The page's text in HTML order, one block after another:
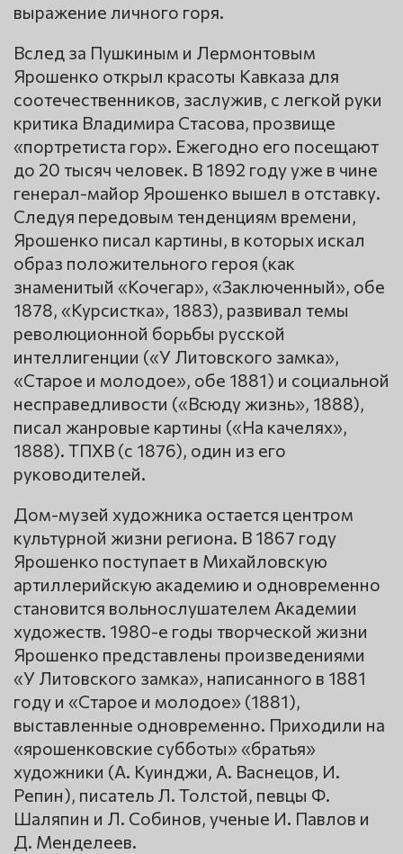
выражение личного горя.
Вслед за Пушкиным и Лермонтовым
Ярошенко открыл красоты Кавказа для
соотечественников, заслужив, с легкой руки
критика Владимира Стасова, прозвище
«портретиста гор». Ежегодно его посещают
до 20 тысяч человек. В 1892 году уже в чине
генерал-майор Ярошенко вышел в отставку.
Следуя передовым тенденциям времени,
Ярошенко писал картины, в которых искал
образ положительного героя (как
знаменитый «Кочегар», «Заключенный», обе
1878, «Курсистка», 1883), развивал темы
революционной борьбы русской
интеллигенции («У Литовского замка»,
«Старое и молодое», обе 1881) и социальной
несправедливости («Всюду жизнь», 1888),
писал жанровые картины («На качелях»,
1888). ТПХВ (с 1876), один из его
руководителей.
Дом-музей художника остается центром
культурной жизни региона. В 1867 году
Ярошенко поступает в Михайловскую
артиллерийскую академию и одновременно
становится вольнослушателем Академии
художеств. 1980-е годы творческой жизни
Ярошенко представлены произведениями
«У Литовского замка», написанного в 1881
году и «Старое и молодое» (1881),
выставленные одновременно. Приходили на
«ярошенковские субботы» «братья»
художники (А. Куинджи, А. Васнецов, И.
Репин), писатель Л. Толстой, певцы Ф.
Шаляпин и Л. Собинов, ученые И. Павлов и
Д. Менделеев.